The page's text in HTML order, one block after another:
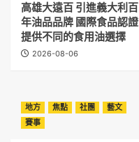
高雄大遠百 引進義大利百
年油品品牌 國際食品認證
提供不同的食用油選擇
2026-08-06
地方 焦點 社團
藝文
賽事